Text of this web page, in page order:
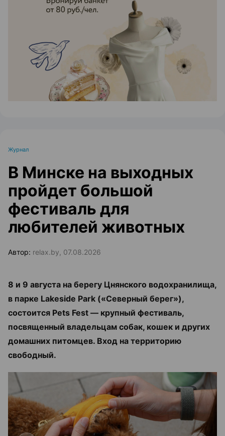
ЭФФЕКТИВНАЯ РЕКЛАМА НА САЙТЕ
Журнал
В Минске на выходных
пройдет большой
фестиваль для
любителей животных
Автор: relax.by, 07.08.2026
8 и 9 августа на берегу Цнянского водохранилища,
в парке Lakeside Park («Северный берег»),
состоится Pets Fest — крупный фестиваль,
посвященный владельцам собак, кошек и других
домашних питомцев. Вход на территорию
свободный.